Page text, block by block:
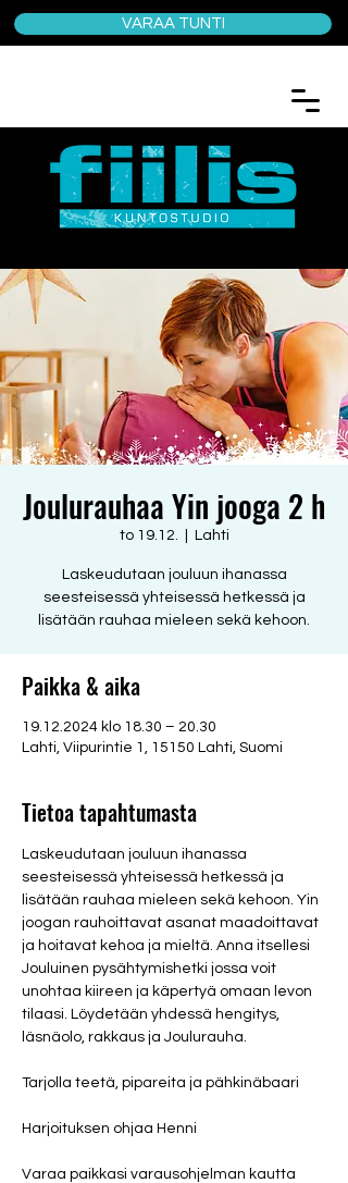
VARAA TUNTI
Joulurauhaa Yin jooga 2 h
to 19.12. Lahti
Laskeudutaan jouluun ihanassa
seesteisessä yhteisessä hetkessä ja
lisätään rauhaa mieleen sekä kehoon.
Paikka & aika
19.12.2024 klo 18.30 – 20.30
Lahti, Viipurintie 1, 15150 Lahti, Suomi
Tietoa tapahtumasta
Laskeudutaan jouluun ihanassa
seesteisessä yhteisessä hetkessä ja
lisätään rauhaa mieleen sekä kehoon. Yin
joogan rauhoittavat asanat maadoittavat
ja hoitavat kehoa ja mieltä. Anna itsellesi
Jouluinen pysähtymishetki jossa voit
unohtaa kiireen ja käpertyä omaan levon
tilaasi. Löydetään yhdessä hengitys,
läsnäolo, rakkaus ja Joulurauha.
Tarjolla teetä, pipareita ja pähkinäbaari
Harjoituksen ohjaa Henni
Varaa paikkasi varausohjelman kautta